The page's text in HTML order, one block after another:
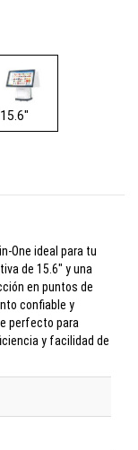
15.6"
One ideal para tu
de 15.6" y una
en puntos de
confiable y
perfecto para
y facilidad de